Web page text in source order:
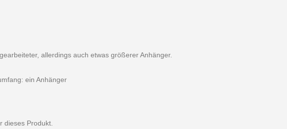
allerdings auch etwas größerer Anhänger.
ein Anhänger
dieses Produkt.